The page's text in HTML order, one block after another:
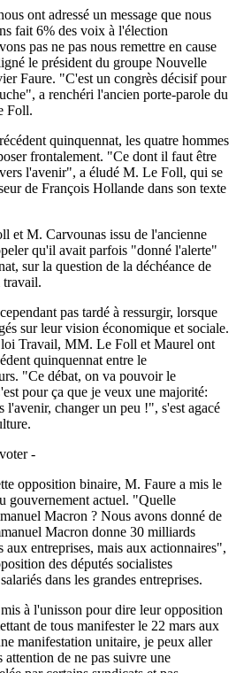
ont adressé un message que nous
fait 6% des voix à l'élection
pas ne pas nous remettre en cause
le président du groupe Nouvelle
Faure. "C'est un congrès décisif pour
a renchéri l'ancien porte-parole du
Foll.
quinquennat, les quatre hommes
frontalement. "Ce dont il faut être
l'avenir", a éludé M. Le Foll, qui se
de François Hollande dans son texte
et M. Carvounas issu de l'ancienne
qu'il avait parfois "donné l'alerte"
sur la question de la déchéance de
travail.
pas tardé à ressurgir, lorsque
sur leur vision économique et sociale.
Travail, MM. Le Foll et Maurel ont
quinquennat entre le
"Ce débat, on va pouvoir le
pour ça que je veux une majorité:
l'avenir, changer un peu !", s'est agacé
-
opposition binaire, M. Faure a mis le
gouvernement actuel. "Quelle
Macron ? Nous avons donné de
Macron donne 30 milliards
aux entreprises, mais aux actionnaires",
des députés socialistes
dans les grandes entreprises.
à l'unisson pour dire leur opposition
de tous manifester le 22 mars aux
manifestation unitaire, je peux aller
de ne pas suivre une